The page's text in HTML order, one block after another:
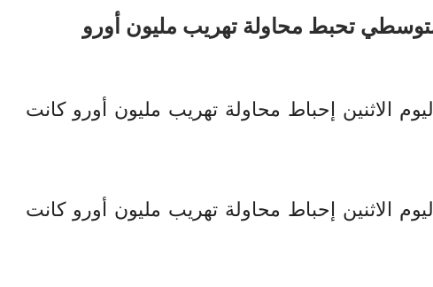
تحبط محاولة تهريب مليون أورو
الاثنين إحباط محاولة تهريب مليون أورو كانت
الاثنين إحباط محاولة تهريب مليون أورو كانت